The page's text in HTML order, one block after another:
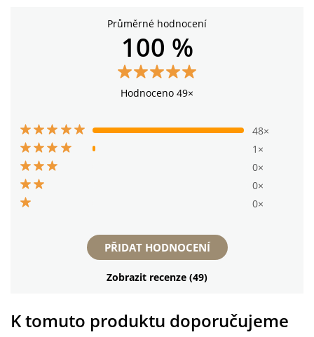
Průměrné hodnocení
100 %
Hodnoceno 49×
48×
1×
0×
0×
0×
PŘIDAT HODNOCENÍ
Zobrazit recenze (49)
K tomuto produktu doporučujeme